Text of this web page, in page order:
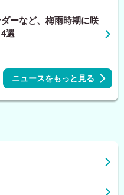
ーなど、梅雨時期に咲
選
ニュースをもっと見る